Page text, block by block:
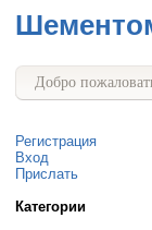
Добро
Регистрация
Вход
Прислать
Категории